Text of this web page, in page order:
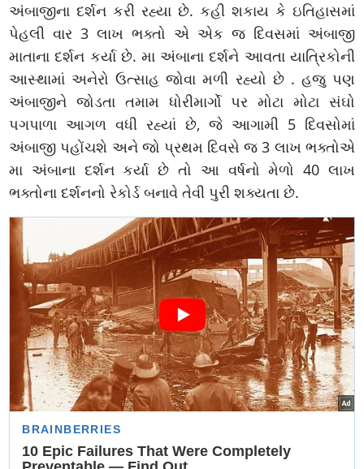
અંબાજીના દર્શન કરી રહ્યા છે. કહી શકાય કે ઇતિહાસમાં
પેહલી વાર 3 લાખ ભક્તો એ એક જ દિવસમાં અંબાજી
માતાના દર્શન કર્યા છે. મા અંબાના દર્શને આવતા યાત્રિકોની
આસ્થામાં અનેરો ઉત્સાહ જોવા મળી રહ્યો છે . હજુ પણ
અંબાજીને જોડતા તમામ ધોરીમાર્ગો પર મોટા મોટા સંઘો
પગપાળા આગળ વધી રહ્યાં છે, જે આગામી 5 દિવસોમાં
અંબાજી પહોંચશે અને જો પ્રથમ દિવસે જ 3 લાખ ભક્તોએ
મા અંબાના દર્શન કર્યા છે તો આ વર્ષનો મેળો 40 લાખ
ભક્તોના દર્શનનો રેકોર્ડ બનાવે તેવી પુરી શક્યતા છે.